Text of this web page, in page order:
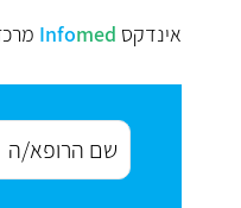
אינדקס Infomed